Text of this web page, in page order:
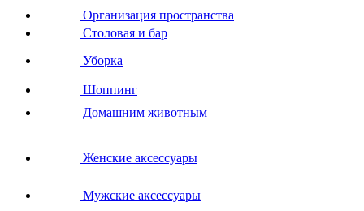
Организация пространства
Столовая и бар
Уборка
Шоппинг
Домашним животным
Женские аксессуары
Мужские аксессуары